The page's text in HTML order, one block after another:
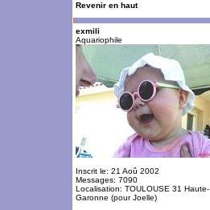
Revenir en haut
exmili
Aquariophile
Inscrit le: 21 Aoû 2002
Messages: 7090
Localisation: TOULOUSE 31 Haute-
Garonne (pour Joelle)